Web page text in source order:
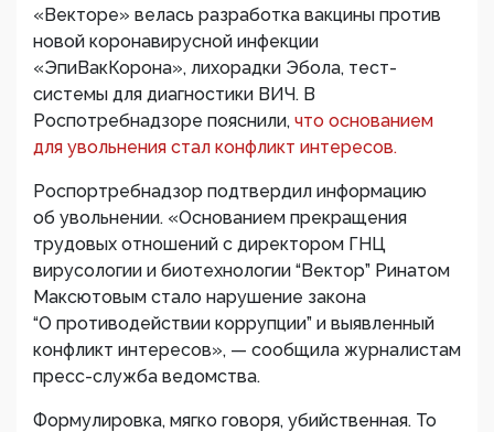
«Векторе» велась разработка вакцины против
новой коронавирусной инфекции
«ЭпиВакКорона», лихорадки Эбола, тест-
системы для диагностики ВИЧ. В
Роспотребнадзоре пояснили, что основанием
для увольнения стал конфликт интересов.
Роспортребнадзор подтвердил информацию
об увольнении. «Основанием прекращения
трудовых отношений с директором ГНЦ
вирусологии и биотехнологии “Вектор” Ринатом
Максютовым стало нарушение закона
“О противодействии коррупции” и выявленный
конфликт интересов», — сообщила журналистам
пресс-служба ведомства.
Формулировка, мягко говоря, убийственная. То